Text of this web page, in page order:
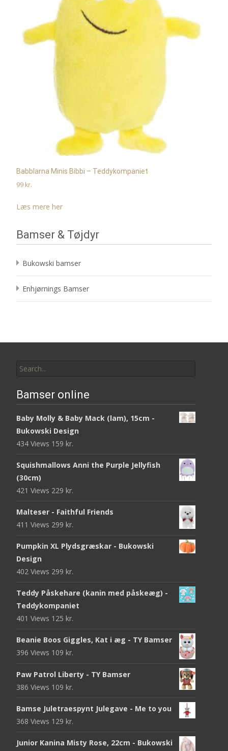
Babblarna Minis Bibbi – Teddykompaniet
99 kr.
Læs mere her
Bamser & Tøjdyr
Bukowski bamser
Enhjørnings Bamser
for:
Bamser online
Baby Molly & Baby Mack (lam), 15cm -
Bukowski Design
434 Views 159 kr.
Squishmallows Anni the Purple Jellyfish
(30cm)
421 Views 229 kr.
Malteser - Faithful Friends
411 Views 299 kr.
Pumpkin XL Plydsgræskar - Bukowski
Design
402 Views 299 kr.
Teddy Påskehare (kanin med påskeæg) -
Teddykompaniet
401 Views 125 kr.
Beanie Boos Giggles, Kat i æg - TY Bamser
396 Views 109 kr.
Paw Patrol Liberty - TY Bamser
386 Views 109 kr.
Bamse Juletraespynt Julegave - Me to you
368 Views 129 kr.
Junior Kanina Misty Rose, 22cm - Bukowski